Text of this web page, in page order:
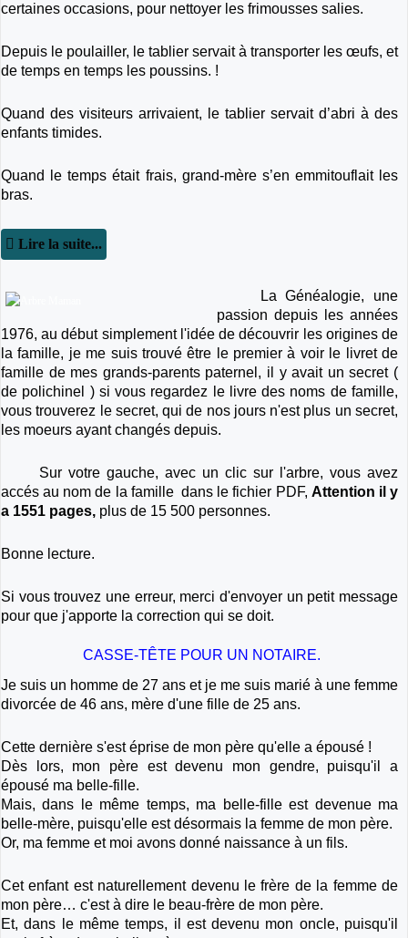
certaines occasions, pour nettoyer les frimousses salies.
Depuis le poulailler, le tablier servait à transporter les œufs, et
de temps en temps les poussins. !
Quand des visiteurs arrivaient, le tablier servait d’abri à des
enfants timides.
Quand le temps était frais, grand-mère s’en emmitouflait les
bras.
Lire la suite...
La Généalogie, une
passion depuis les années
1976, au début simplement l'idée de découvrir les origines de
la famille, je me suis trouvé être le premier à voir le livret de
famille de mes grands-parents paternel, il y avait un secret (
de polichinel ) si vous regardez le livre des noms de famille,
vous trouverez le secret, qui de nos jours n'est plus un secret,
les moeurs ayant changés depuis.
Sur votre gauche, avec un clic sur l'arbre, vous avez
accés au nom de la famille dans le fichier PDF, Attention il y
a 1551 pages, plus de 15 500 personnes.
Bonne lecture.
Si vous trouvez une erreur, merci d'envoyer un petit message
pour que j'apporte la correction qui se doit.
CASSE-TÊTE POUR UN NOTAIRE.
Je suis un homme de 27 ans et je me suis marié à une femme
divorcée de 46 ans, mère d'une fille de 25 ans.
Cette dernière s'est éprise de mon père qu'elle a épousé !
Dès lors, mon père est devenu mon gendre, puisqu'il a
épousé ma belle-fille.
Mais, dans le même temps, ma belle-fille est devenue ma
belle-mère, puisqu'elle est désormais la femme de mon père.
Or, ma femme et moi avons donné naissance à un fils.
Cet enfant est naturellement devenu le frère de la femme de
mon père… c'est à dire le beau-frère de mon père.
Et, dans le même temps, il est devenu mon oncle, puisqu'il